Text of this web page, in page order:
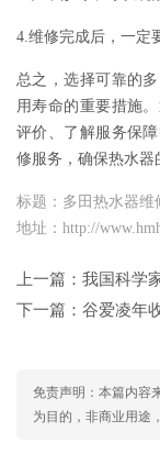
4.维修完成后，一定
总之，选择可靠的
用寿命的重要措施
评价、了解服务保
修服务，确保热水器
标题：多田热水器
地址：http://
上一篇： 我国科学家
下一篇： 谷爱凌年收
免责声明：本篇内容
为目的，非商业用途